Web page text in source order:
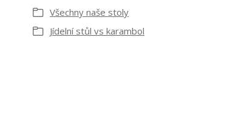
Všechny naše stoly
Jídelní stůl vs karambol